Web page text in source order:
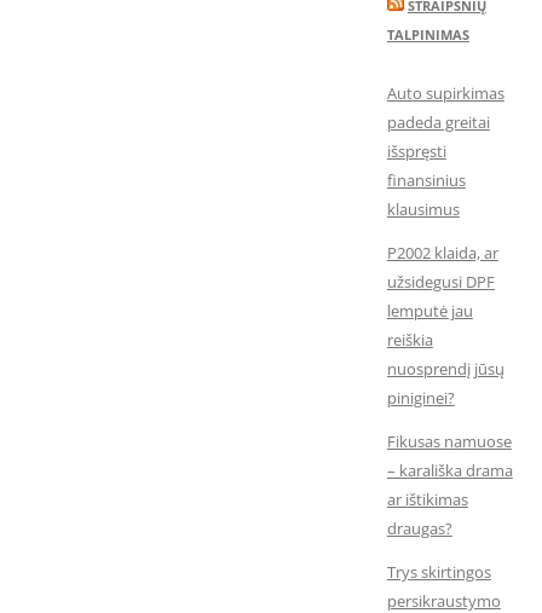
STRAIPSNIŲ
TALPINIMAS
Auto supirkimas
padeda greitai
išspręsti
finansinius
klausimus
P2002 klaida, ar
užsidegusi DPF
lemputė jau
reiškia
nuosprendį jūsų
piniginei?
Fikusas namuose
– karališka drama
ar ištikimas
draugas?
Trys skirtingos
persikraustymo